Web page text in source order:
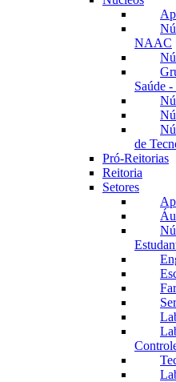
NAAC
Saúde
de
Pró-Reitorias
Reitoria
Setores